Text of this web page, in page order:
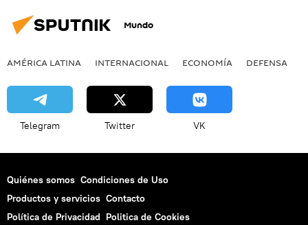
Mundo
AMÉRICA LATINA INTERNACIONAL ECONOMÍA DEFENSA
Telegram Twitter VK
Quiénes somos Condiciones de Uso
Productos y servicios Contacto
Política de Privacidad Politica de Cookies